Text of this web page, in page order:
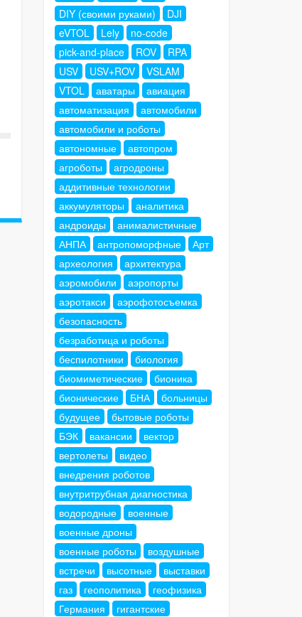
DIY (своими руками)
DJI
eVTOL
Lely
no-code
pick-and-place
ROV
RPA
USV
USV+ROV
VSLAM
VTOL
аватары
авиация
автоматизация
автомобили
автомобили и роботы
автономные
автопром
агроботы
агродроны
аддитивные технологии
аккумуляторы
аналитика
андроиды
анималистичные
АНПА
антропоморфные
Арт
археология
архитектура
аэромобили
аэропорты
аэротакси
аэрофотосъемка
безопасность
безработица и роботы
беспилотники
биология
биомиметические
бионика
бионические
БНА
больницы
будущее
бытовые роботы
БЭК
вакансии
вектор
вертолеты
видео
внедрения роботов
внутритрубная диагностика
водородные
военные
военные дроны
военные роботы
воздушные
встречи
высотные
выставки
газ
геополитика
геофизика
Германия
гигантские